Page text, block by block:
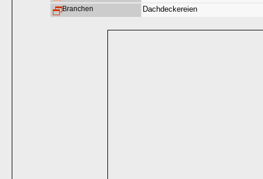
Branchen
Dachdeckereien